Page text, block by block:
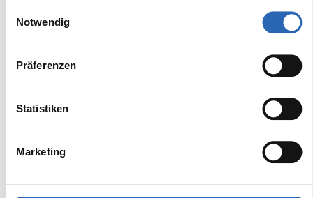
Notwendig
Präferenzen
Statistiken
Marketing